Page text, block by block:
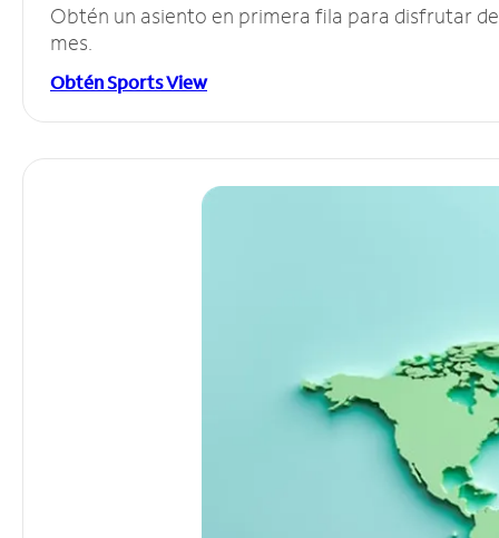
Obtén un asiento en primera fila para disfrutar
mes.
Obtén Sports View